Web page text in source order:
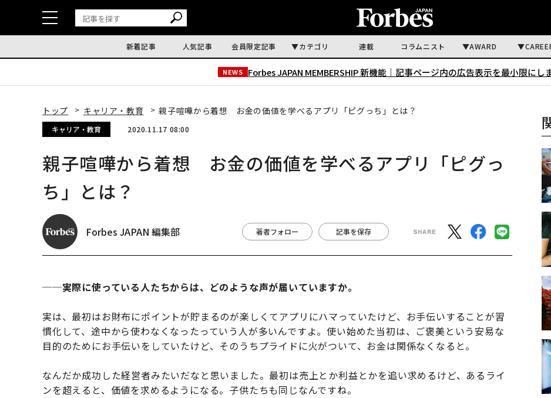
新着記事 人気記事 会員限定記事 カテゴリ 連載 コラムニスト AWARD
NEWS Forbes JAPAN MEMBERSHIP 新機能｜ 記事ページ内の広告表示を最小限にし
トップ キャリア・教育 親子喧嘩から着想 お金の価値を学べるアプリ「ピグっち」とは？
キャリア・教育 2020.11.17 08:00
親子喧嘩から着想 お金の価値を学べるアプリ「ピグっ
ち」とは？
Forbes JAPAN 編集部 著者フォロー 記事を保存
──実際に使っている人たちからは、どのような声が届いていますか。
実は、最初はお財布にポイントが貯まるのが楽しくてアプリにハマっていたけど、お手伝いすることが習
慣化して、途中から使わなくなったっていう人が多いんですよ。使い始めた当初は、ご褒美という安易な
目的のためにお手伝いをしていたけど、そのうちプライドに火がついて、お金は関係なくなると。
なんだか成功した経営者みたいだなと思いました。最初は売上とか利益とかを追い求めるけど、あるライ
ンを超えると、価値を求めるようになる。子供たちも同じなんですね。